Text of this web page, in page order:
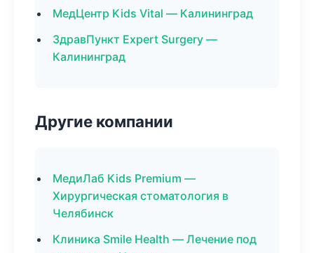
МедЦентр Kids Vital — Калининград
ЗдравПункт Expert Surgery —
Калининград
Другие компании
МедиЛаб Kids Premium —
Хирургическая стоматология в
Челябинск
Клиника Smile Health — Лечение под